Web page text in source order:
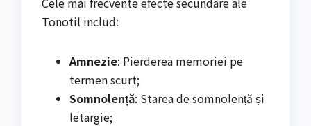
Tonotil includ:
Amnezie: Pierderea memoriei pe
termen scurt;
Somnolență: Starea de somnolență și
letargie;